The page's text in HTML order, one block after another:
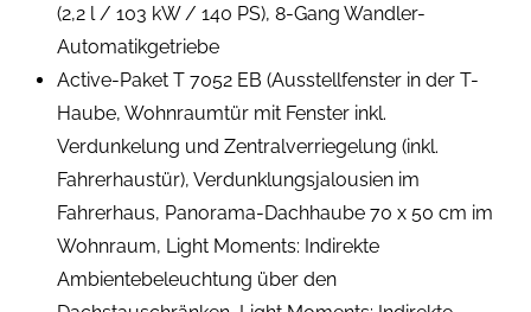
(2,2 l / 103 kW / 140 PS), 8-Gang Wandler-
Automatikgetriebe
Active-Paket T 7052 EB (Ausstellfenster in der T-
Haube, Wohnraumtür mit Fenster inkl.
Verdunkelung und Zentralverriegelung (inkl.
Fahrerhaustür), Verdunklungsjalousien im
Fahrerhaus, Panorama-Dachhaube 70 x 50 cm im
Wohnraum, Light Moments: Indirekte
Ambientebeleuchtung über den